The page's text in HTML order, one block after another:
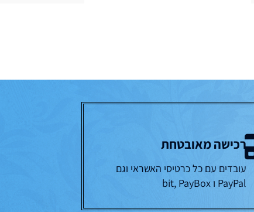
רכישה מאובטחת
עובדים עם כל כרטיסי האשראי וגם
PayPal ו bit, PayBox